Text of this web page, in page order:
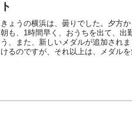
ト
きょうの横浜は、曇りでした。夕方
朝も、1時間早く、おうちを出て、出
う、また、新しいメダルが追加され
けるのですが、それ以上は、メダル